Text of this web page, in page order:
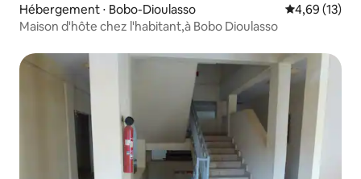
Hébergement ⋅ Bobo-Dioulasso Évaluation
4,69 (13)
Maison d'hôte chez l'habitant,à Bobo Dioulasso